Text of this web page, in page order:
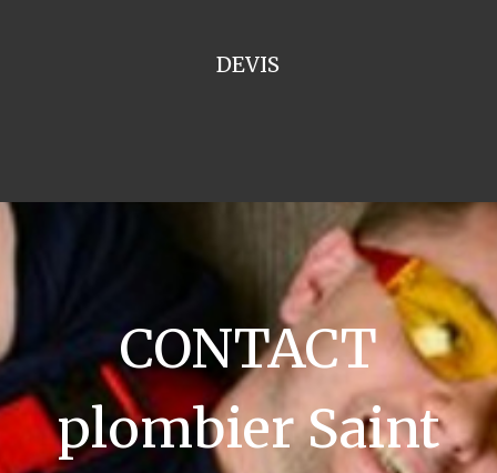
DEVIS
CONTACT
plombier Saint